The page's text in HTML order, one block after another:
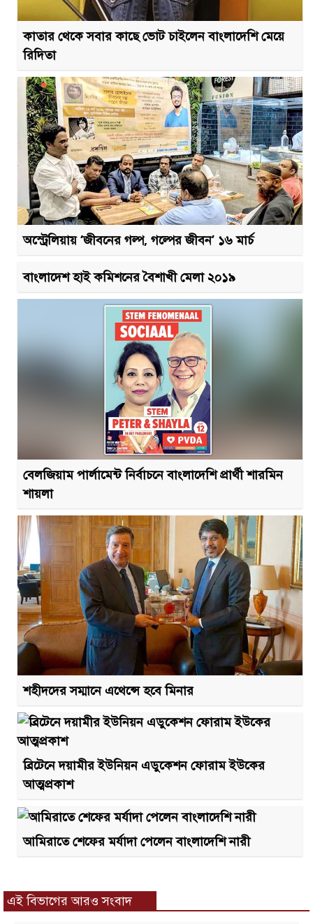
কাতার থেকে সবার কাছে ভোট চাইলেন বাংলাদেশি মেয়ে
রিদিতা
অস্ট্রেলিয়ায় ‘জীবনের গল্প, গল্পের জীবন’ ১৬ মার্চ
বাংলাদেশ হাই কমিশনের বৈশাখী মেলা ২০১৯
বেলজিয়াম পার্লামেন্ট নির্বাচনে বাংলাদেশি প্রার্থী শারমিন
শায়লা
শহীদদের সম্মানে এথেন্সে হবে মিনার
ব্রিটেনে দয়ামীর ইউনিয়ন এডুকেশন ফোরাম ইউকের
আত্মপ্রকাশ
আমিরাতে শেফের মর্যাদা পেলেন বাংলাদেশি নারী
এই বিভাগের আরও সংবাদ